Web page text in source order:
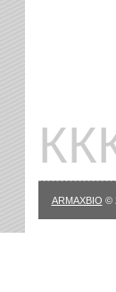
ARMAXBIO ©